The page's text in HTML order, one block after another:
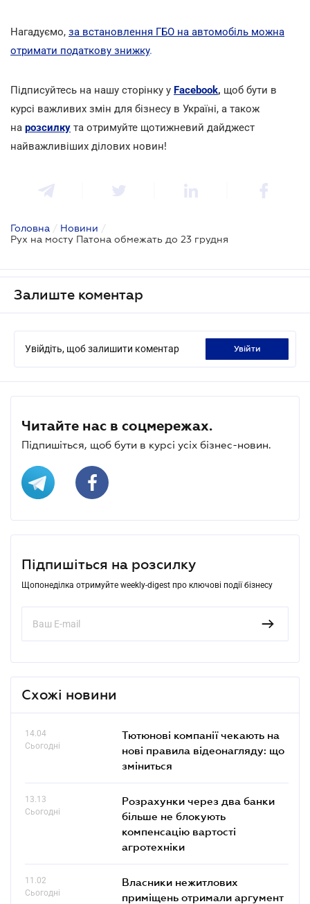
Нагадуємо, за встановлення ГБО на автомобіль можна
отримати податкову знижку.
Підписуйтесь на нашу сторінку у Facebook, щоб бути в
курсі важливих змін для бізнесу в Україні, а також
на розсилку та отримуйте щотижневий дайджест
найважливіших ділових новин!
Головна / Новини /
Рух на мосту Патона обмежать до 23 грудня
Залиште коментар
Увійдіть, щоб залишити коментар увійти
Читайте нас в соцмережах.
Підпишіться, щоб бути в курсі усіх бізнес-новин.
Підпишіться на розсилку
Щопонеділка отримуйте weekly-digest про ключові події бізнесу
Схожі новини
14.04
Сьогодні
Тютюнові компанії чекають на
нові правила відеонагляду: що
зміниться
13.13
Сьогодні
Розрахунки через два банки
більше не блокують
компенсацію вартості
агротехніки
11.02
Сьогодні
Власники нежитлових
приміщень отримали аргумент